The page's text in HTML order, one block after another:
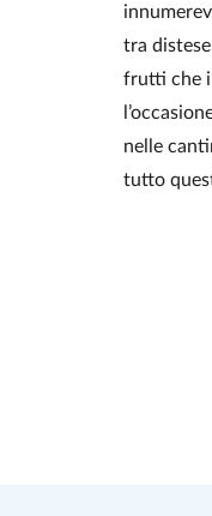
tra
frutti che i
nelle
tutto